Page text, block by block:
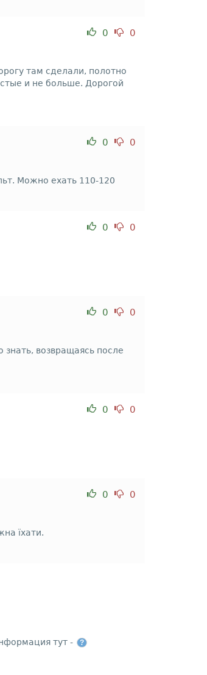
0 0
там сделали, полотно
и не больше. Дорогой
0 0
Можно ехать 110-120
0 0
0 0
возвращаясь после
0 0
0 0
їхати.
тут - ?